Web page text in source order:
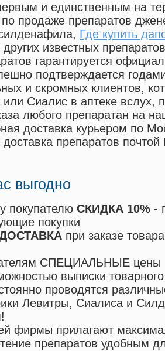
и единственным на
продаже препаратов
, Где купить
известных препаратов
гарантируется
подтверждается
и скромных клиентов,
или Сиалис в аптеке вслух,
любого препаратан на
доставка курьером по
препаратов
выгодно
покупателю СКИДКА 10% -
покупки
при заказе
СПЕЦИАЛЬНЫЕ цены
выписки
проводятся
Левитры, Сиалиса и
фирмы прилагают
препаратов удобным